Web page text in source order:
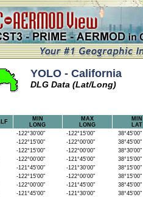
YOLO - California
DLG Data (Lat/Long)
MIN
LONG
MAX
LONG
MIN
LAT
-122°30'00" -122°15'00" 38°45'00"
-122°15'00" -122°00'00" 38°45'00"
-122°15'00" -122°00'00" 38°30'00"
-122°00'00" -121°45'00" 38°15'00"
-121°45'00" -121°30'00" 38°15'00"
-122°15'00" -122°00'00" 38°15'00"
-122°00'00" -121°45'00" 38°45'00"
-121°45'00" -121°30'00" 38°45'00"